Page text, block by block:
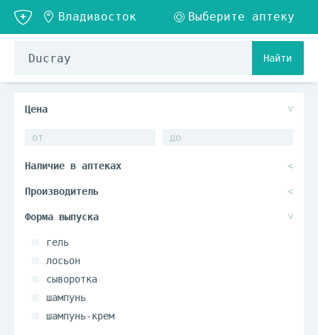
Найти
гель
лосьон
сыворотка
шампунь
шампунь-крем